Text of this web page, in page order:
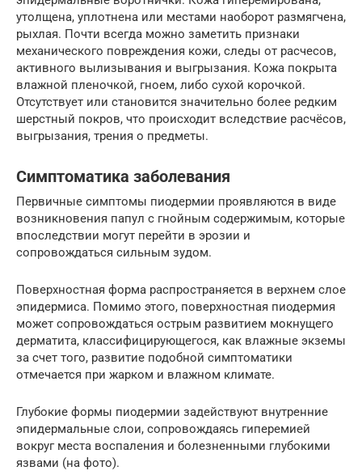
утолщена, уплотнена или местами наоборот размягчена,
рыхлая. Почти всегда можно заметить признаки
механического повреждения кожи, следы от расчесов,
активного вылизывания и выгрызания. Кожа покрыта
влажной пленочкой, гноем, либо сухой корочкой.
Отсутствует или становится значительно более редким
шерстный покров, что происходит вследствие расчёсов,
выгрызания, трения о предметы.
Симптоматика заболевания
Первичные симптомы пиодермии проявляются в виде
возникновения папул с гнойным содержимым, которые
впоследствии могут перейти в эрозии и
сопровождаться сильным зудом.
Поверхностная форма распространяется в верхнем слое
эпидермиса. Помимо этого, поверхностная пиодермия
может сопровождаться острым развитием мокнущего
дерматита, классифицирующегося, как влажные экземы
за счет того, развитие подобной симптоматики
отмечается при жарком и влажном климате.
Глубокие формы пиодермии задействуют внутренние
эпидермальные слои, сопровождаясь гиперемией
вокруг места воспаления и болезненными глубокими
язвами (на фото).